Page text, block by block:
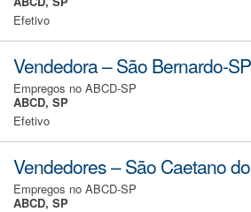
Efetivo
Vendedora – São Bernardo-SP
Empregos no ABCD-SP
ABCD, SP
Efetivo
Vendedores – São Caetano
Empregos no ABCD-SP
ABCD, SP